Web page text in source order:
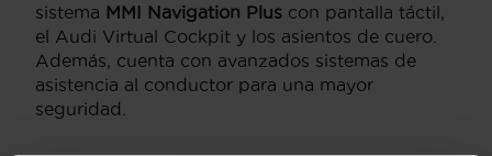
sistema MMI Navigation Plus con pantalla táctil,
el Audi Virtual Cockpit y los asientos de cuero.
Además, cuenta con avanzados sistemas de
asistencia al conductor para una mayor
seguridad.